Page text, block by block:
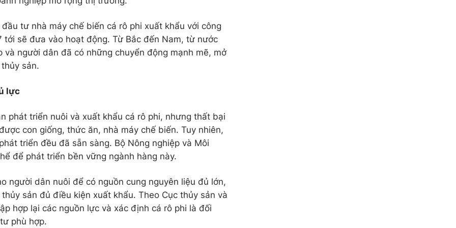
tư nhà máy chế biến cá rô phi xuất khẩu với công
sẽ đưa vào hoạt động. Từ Bắc đến Nam, từ nước
người dân đã có những chuyển động mạnh mẽ, mở
sản.
lực
phát triển nuôi và xuất khẩu cá rô phi, nhưng thất bại
con giống, thức ăn, nhà máy chế biến. Tuy nhiên,
triển đều đã sẵn sàng. Bộ Nông nghiệp và Môi
để phát triển bền vững ngành hàng này.
người dân nuôi để có nguồn cung nguyên liệu đủ lớn,
sản đủ điều kiện xuất khẩu. Theo Cục thủy sản và
hợp lại các nguồn lực và xác định cá rô phi là đối
phù hợp.